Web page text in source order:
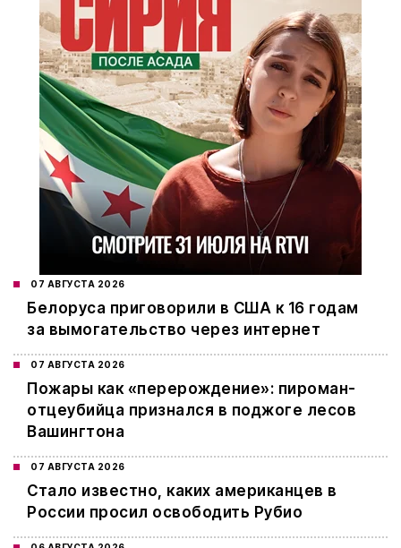
07 АВГУСТА 2026
Белоруса приговорили в США к 16 годам
за вымогательство через интернет
07 АВГУСТА 2026
Пожары как «перерождение»: пироман-
отцеубийца признался в поджоге лесов
Вашингтона
07 АВГУСТА 2026
Стало известно, каких американцев в
России просил освободить Рубио